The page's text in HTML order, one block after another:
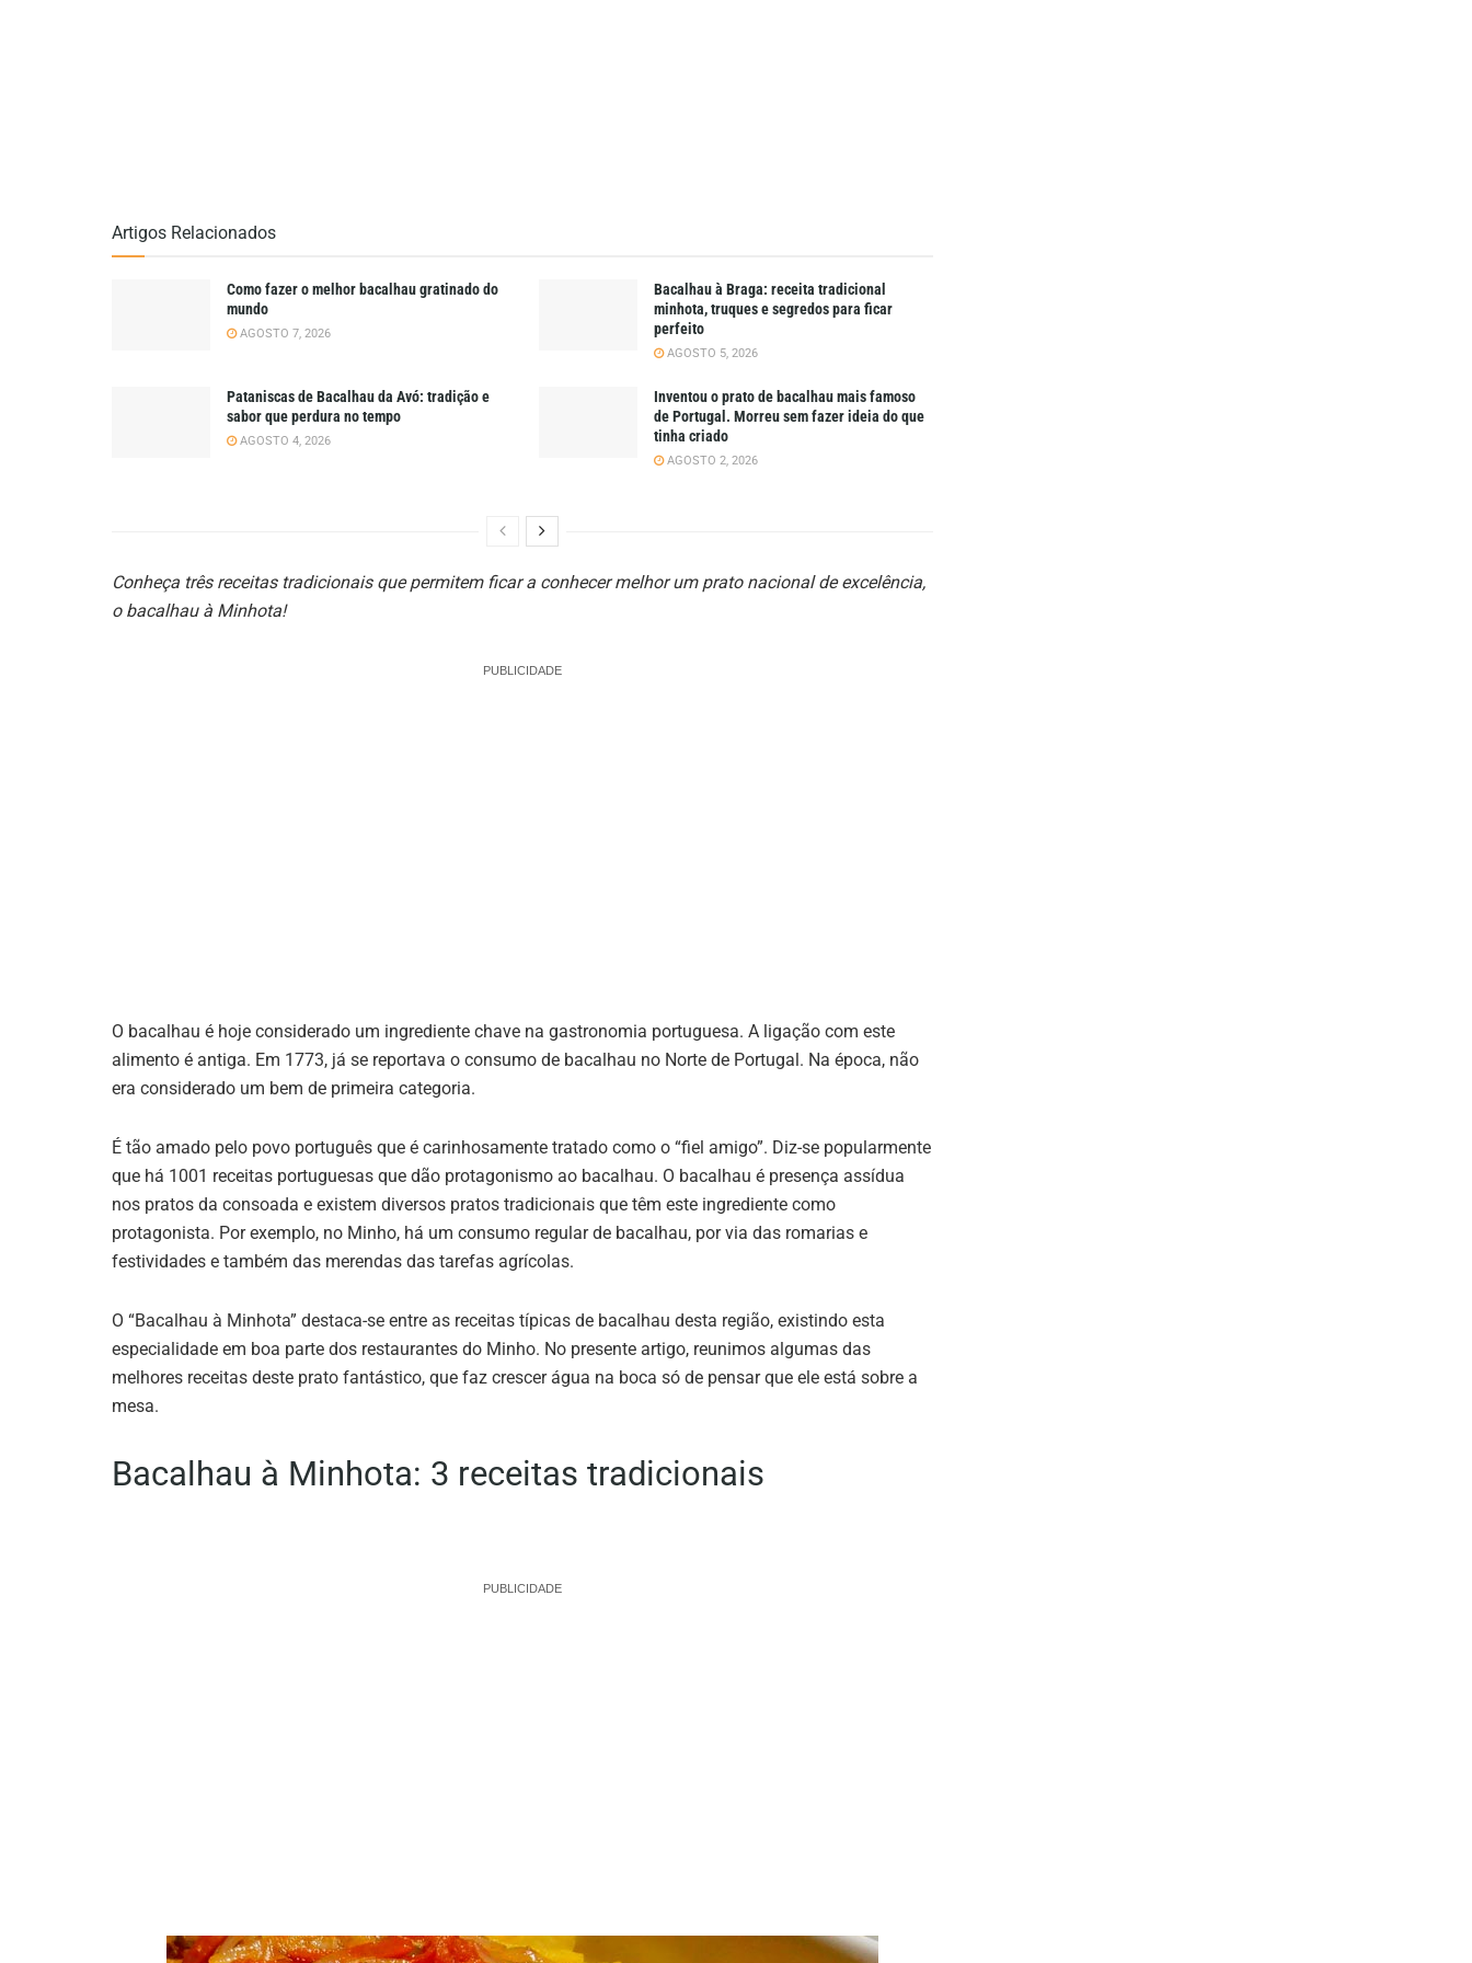
Artigos Relacionados
Como fazer o melhor bacalhau gratinado do
mundo
AGOSTO 7, 2026
Bacalhau à Braga: receita tradicional
minhota, truques e segredos para ficar
perfeito
AGOSTO 5, 2026
Pataniscas de Bacalhau da Avó: tradição e
sabor que perdura no tempo
AGOSTO 4, 2026
Inventou o prato de bacalhau mais famoso
de Portugal. Morreu sem fazer ideia do que
tinha criado
AGOSTO 2, 2026
Conheça três receitas tradicionais que permitem ficar a conhecer melhor um prato nacional de excelência,
o bacalhau à Minhota!
PUBLICIDADE
O bacalhau é hoje considerado um ingrediente chave na gastronomia portuguesa. A ligação com este
alimento é antiga. Em 1773, já se reportava o consumo de bacalhau no Norte de Portugal. Na época, não
era considerado um bem de primeira categoria.
É tão amado pelo povo português que é carinhosamente tratado como o “fiel amigo”. Diz-se popularmente
que há 1001 receitas portuguesas que dão protagonismo ao bacalhau. O bacalhau é presença assídua
nos pratos da consoada e existem diversos pratos tradicionais que têm este ingrediente como
protagonista. Por exemplo, no Minho, há um consumo regular de bacalhau, por via das romarias e
festividades e também das merendas das tarefas agrícolas.
O “Bacalhau à Minhota” destaca-se entre as receitas típicas de bacalhau desta região, existindo esta
especialidade em boa parte dos restaurantes do Minho. No presente artigo, reunimos algumas das
melhores receitas deste prato fantástico, que faz crescer água na boca só de pensar que ele está sobre a
mesa.
Bacalhau à Minhota: 3 receitas tradicionais
PUBLICIDADE